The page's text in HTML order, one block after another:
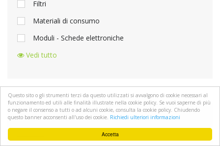
Accetta
Questo sito o gli strumenti terzi da questo utilizzati si avvalgono di cookie necessari al
funzionamento ed utili alle finalità illustrate nella cookie policy. Se vuoi saperne di più
o negare il consenso a tutti o ad alcuni cookie, consulta la cookie policy. Chiudendo
questo banner acconsenti all'uso dei cookie. Richiedi ulteriori informazioni
Filtri
Materiali di consumo
Moduli - Schede elettroniche
Vedi tutto
MARCHIO